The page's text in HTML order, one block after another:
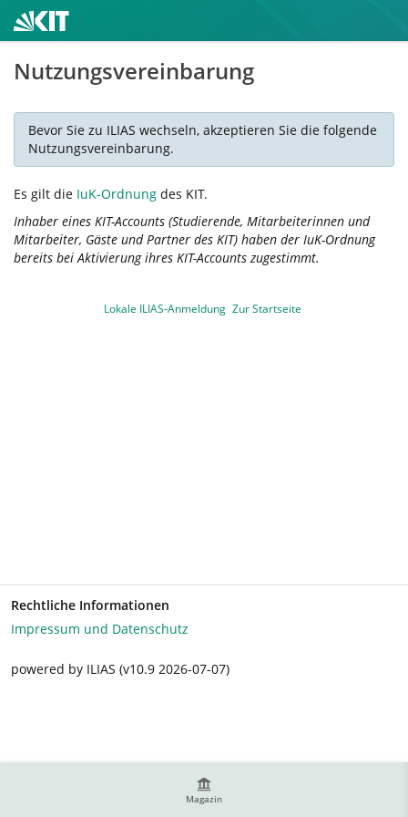
Magazin
Nutzungsvereinbarung
Bevor Sie zu ILIAS wechseln, akzeptieren Sie die folgende
Nutzungsvereinbarung.
Es gilt die IuK-Ordnung des KIT.
Inhaber eines KIT-Accounts (Studierende, Mitarbeiterinnen und
Mitarbeiter, Gäste und Partner des KIT) haben der IuK-Ordnung
bereits bei Aktivierung ihres KIT-Accounts zugestimmt.
Lokale ILIAS-Anmeldung Zur Startseite
Rechtliche Informationen
Impressum und Datenschutz
powered by ILIAS (v10.9 2026-07-07)